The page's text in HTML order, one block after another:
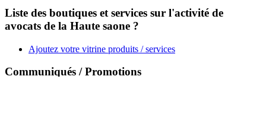
Liste des boutiques et services sur l'activité de
avocats de la Haute saone ?
Ajoutez votre vitrine produits / services
Communiqués / Promotions